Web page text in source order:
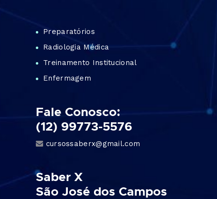
Preparatórios
Radiologia Médica
Treinamento Institucional
Enfermagem
Fale Conosco:
(12) 99773-5576
cursossaberx@gmail.com
Saber X
São José dos Campos